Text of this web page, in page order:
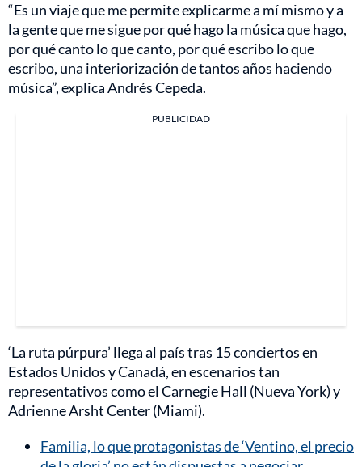
“Es un viaje que me permite explicarme a mí mismo y a
la gente que me sigue por qué hago la música que hago,
por qué canto lo que canto, por qué escribo lo que
escribo, una interiorización de tantos años haciendo
música”, explica Andrés Cepeda.
PUBLICIDAD
‘La ruta púrpura’ llega al país tras 15 conciertos en
Estados Unidos y Canadá, en escenarios tan
representativos como el Carnegie Hall (Nueva York) y
Adrienne Arsht Center (Miami).
Familia, lo que protagonistas de ‘Ventino, el precio